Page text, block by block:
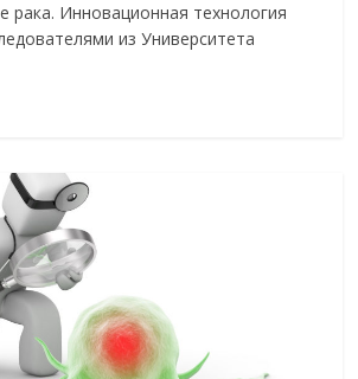
рака. Инновационная технология
из Университета